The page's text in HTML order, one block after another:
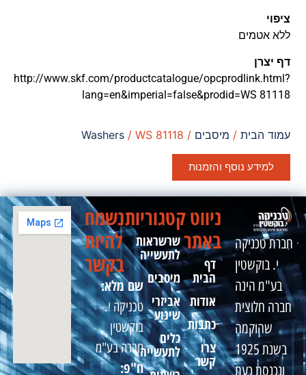
ציפוי
ללא אטמים
דף יצרן
http://www.skf.com/productcatalogue/opcprodlink.html?
lang=en&imperial=false&prodid=WS 81118
עמוד הבית / מיסבים /
Washers/ WS 81118
למידע נוסף והזמנות
חברת טכניקה
י. בוקשטין
בע"מ הינה
חברה חלוצית
שהוקמה
בשנת 1925
ונכנסת כעת
ניווט
באתר
דף
הבית
אודות
כתבות
צרו
קשר
קטגוריות
שרשראות
לתעשייה
מיסבים
אביזרי
שינוע
כלים
לתעשייה
נשמח
להיות
בקשר
שם מלא:
טכניקה י.
בוקשטין
חברה בע"מ
ח"פ: